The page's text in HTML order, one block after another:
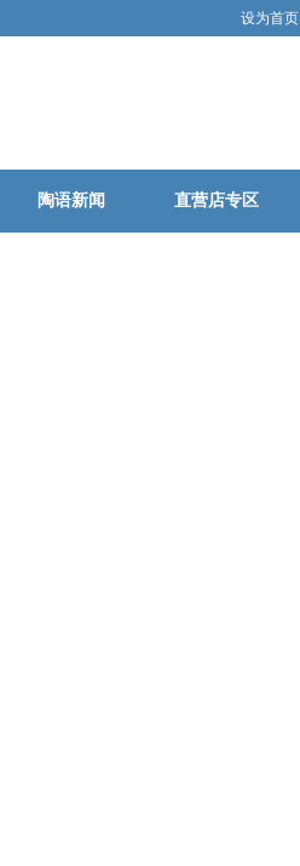
设为首页
陶语新闻 直营店专区